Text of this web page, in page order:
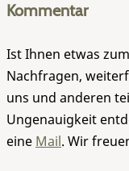
Kommentar
Ist Ihnen etwas
Nachfragen,
uns und anderen
Ungenauigkeit
eine Mail. Wir